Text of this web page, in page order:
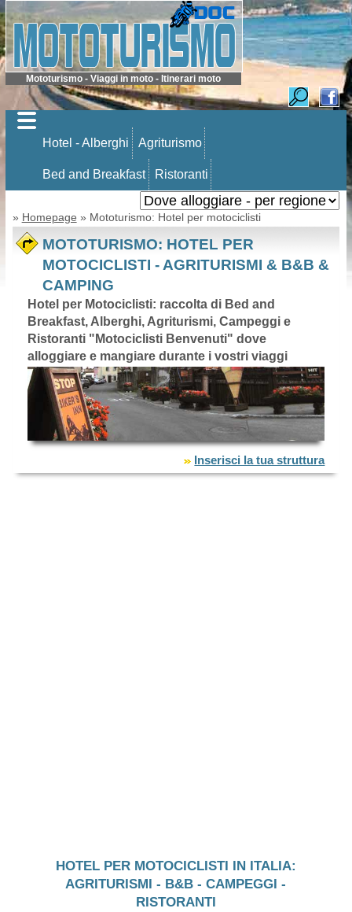
Mototurismo - Viaggi in moto - Itinerari moto
Hotel - Alberghi Agriturismo
Bed and Breakfast Ristoranti
» Homepage » Mototurismo: Hotel per motociclisti
MOTOTURISMO: HOTEL PER
MOTOCICLISTI - AGRITURISMI & B&B &
CAMPING
Hotel per Motociclisti: raccolta di Bed and
Breakfast, Alberghi, Agriturismi, Campeggi e
Ristoranti "Motociclisti Benvenuti" dove
alloggiare e mangiare durante i vostri viaggi
Inserisci la tua struttura
HOTEL PER MOTOCICLISTI IN ITALIA:
AGRITURISMI - B&B - CAMPEGGI -
RISTORANTI